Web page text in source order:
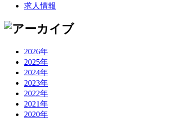
求人情報
2026年
2025年
2024年
2023年
2022年
2021年
2020年